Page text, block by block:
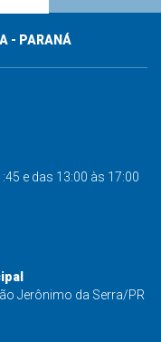
- PARANÁ
e das 13:00 às 17:00
Jerônimo da Serra/PR